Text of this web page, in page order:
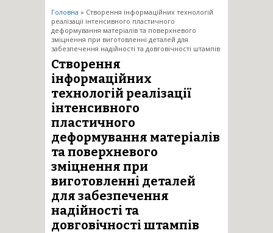
Ви є тут
Головна » Створення інформаційних технологій
реалізації інтенсивного пластичного
деформування матеріалів та поверхневого
зміцнення при виготовленні деталей для
забезпечення надійності та довговічності штампів
Створення
інформаційних
технологій реалізації
інтенсивного
пластичного
деформування матеріалів
та поверхневого
зміцнення при
виготовленні деталей
для забезпечення
надійності та
довговічності штампів